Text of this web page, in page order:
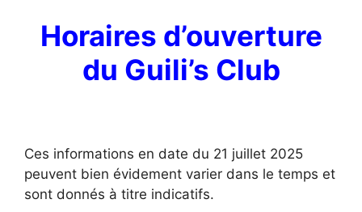
Horaires d’ouverture
du Guili’s Club
Ces informations en date du 21 juillet 2025
peuvent bien évidement varier dans le temps et
sont donnés à titre indicatifs.